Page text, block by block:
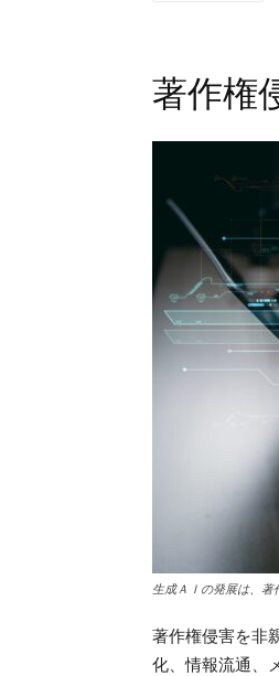
著作権
生成ＡＩの発展は、著
著作権侵害を非
化、情報流通、